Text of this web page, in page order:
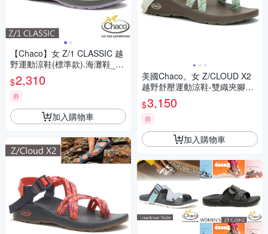
【Chaco】女 Z/1 CLASSIC 越
野運動涼鞋(標準款).海灘鞋_C
H-ZCW01-HK02 粉橘冰沙
$2,310
券
加入購物車
美國Chaco。女 Z/CLOUD X2
越野舒壓運動涼鞋-雙織夾腳款
CH-ZLW04HK23莎草古卷
$3,150
券
加入購物車